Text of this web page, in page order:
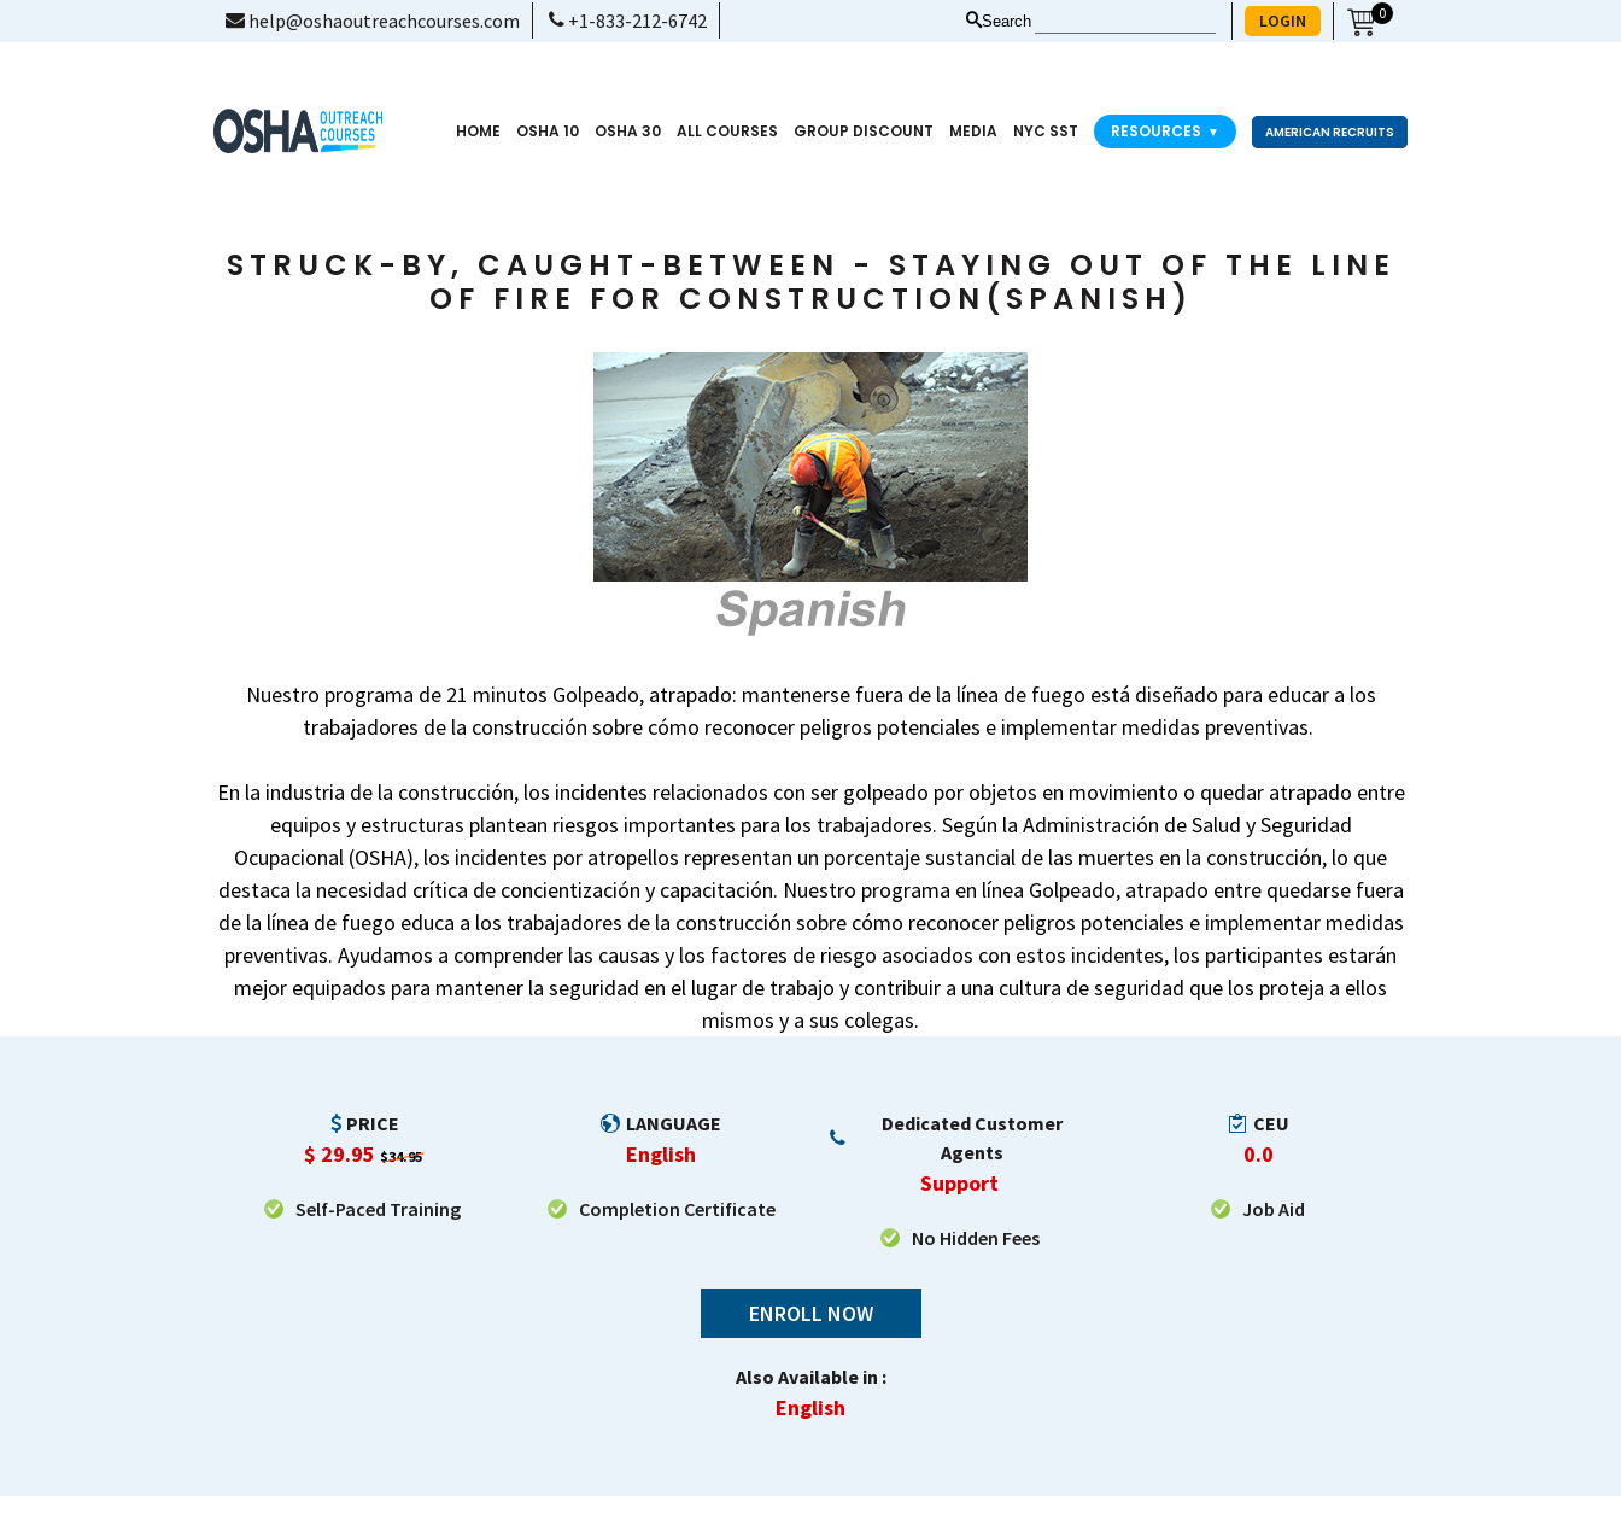
help@oshaoutreachcourses.com +1-833-212-6742 Search LOGIN 0
HOME OSHA 10 OSHA 30 ALL COURSES GROUP DISCOUNT MEDIA NYC SST RESOURCES ▼ AMERICAN RECRUITS
STRUCK-BY, CAUGHT-BETWEEN - STAYING OUT OF THE LINE
OF FIRE FOR CONSTRUCTION(SPANISH)
Nuestro programa de 21 minutos Golpeado, atrapado: mantenerse fuera de la línea de fuego está diseñado para educar a los
trabajadores de la construcción sobre cómo reconocer peligros potenciales e implementar medidas preventivas.
En la industria de la construcción, los incidentes relacionados con ser golpeado por objetos en movimiento o quedar atrapado entre
equipos y estructuras plantean riesgos importantes para los trabajadores. Según la Administración de Salud y Seguridad
Ocupacional (OSHA), los incidentes por atropellos representan un porcentaje sustancial de las muertes en la construcción, lo que
destaca la necesidad crítica de concientización y capacitación. Nuestro programa en línea Golpeado, atrapado entre quedarse fuera
de la línea de fuego educa a los trabajadores de la construcción sobre cómo reconocer peligros potenciales e implementar medidas
preventivas. Ayudamos a comprender las causas y los factores de riesgo asociados con estos incidentes, los participantes estarán
mejor equipados para mantener la seguridad en el lugar de trabajo y contribuir a una cultura de seguridad que los proteja a ellos
mismos y a sus colegas.
PRICE
$ 29.95 $34.95
Self-Paced Training
LANGUAGE
English
Completion Certificate
Dedicated Customer
Agents
Support
No Hidden Fees
CEU
0.0
Job Aid
ENROLL NOW
Also Available in :
English